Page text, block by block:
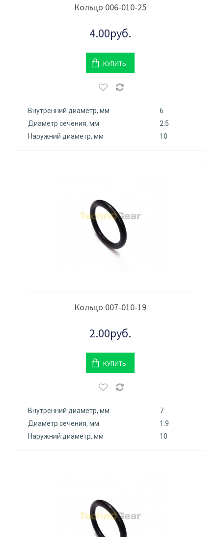
Кольцо 006-010-25
4.00руб.
КУПИТЬ
Внутренний диаметр, мм
6
Диаметр сечения, мм
2.5
Наружний диаметр, мм
10
Кольцо 007-010-19
2.00руб.
КУПИТЬ
Внутренний диаметр, мм
7
Диаметр сечения, мм
1.9
Наружний диаметр, мм
10